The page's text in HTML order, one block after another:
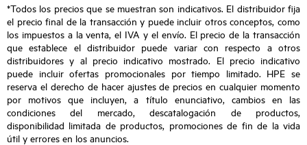
*Todos los precios que se muestran son indicativos. El distribuidor fija
el precio final de la transacción y puede incluir otros conceptos, como
los impuestos a la venta, el IVA y el envío. El precio de la transacción
que establece el distribuidor puede variar con respecto a otros
distribuidores y al precio indicativo mostrado. El precio indicativo
puede incluir ofertas promocionales por tiempo limitado. HPE se
reserva el derecho de hacer ajustes de precios en cualquier momento
por motivos que incluyen, a título enunciativo, cambios en las
condiciones del mercado, descatalogación de productos,
disponibilidad limitada de productos, promociones de fin de la vida
útil y errores en los anuncios.